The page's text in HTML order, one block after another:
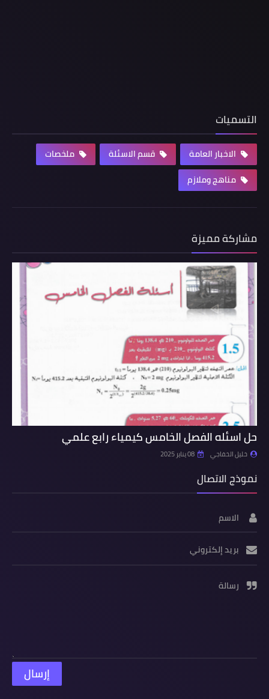
التسميات
الاخبار العامة قسم الاسئلة
ملخصات
مناهج وملازم
مشاركة مميزة
حل اسئله الفصل الخامس كيمياء رابع علمي
خليل الخفاجي 08 يناير 2025
نموذج الاتصال
الاسم
بريد إلكتروني
رسالة